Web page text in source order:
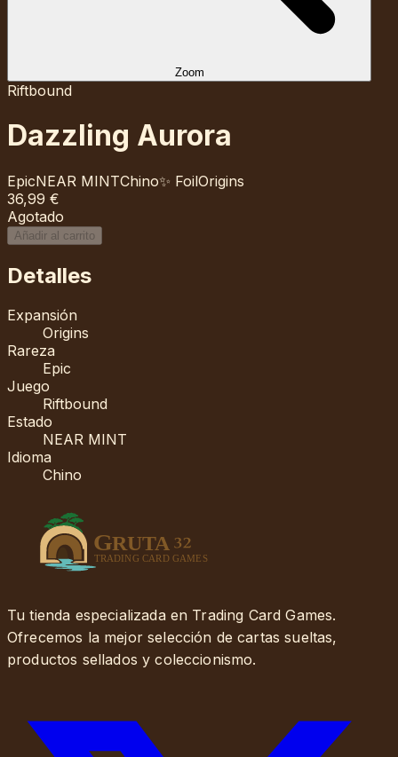
Zoom
Riftbound
Dazzling Aurora
EpicNEAR MINTChino✨ FoilOrigins
36,99 €
Agotado
Añadir al carrito
Detalles
Expansión
Origins
Rareza
Epic
Juego
Riftbound
Estado
NEAR MINT
Idioma
Chino
Tu tienda especializada en Trading Card Games.
Ofrecemos la mejor selección de cartas sueltas,
productos sellados y coleccionismo.